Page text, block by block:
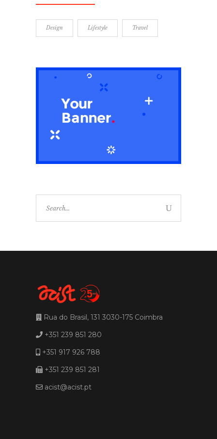
Design Lifestyle Travel
for:
Rua do Brasil, 131 3030-175 Coimbra
+351 239 851 280
+351 917 926 788
+351 239 851 281
acist@acist.pt